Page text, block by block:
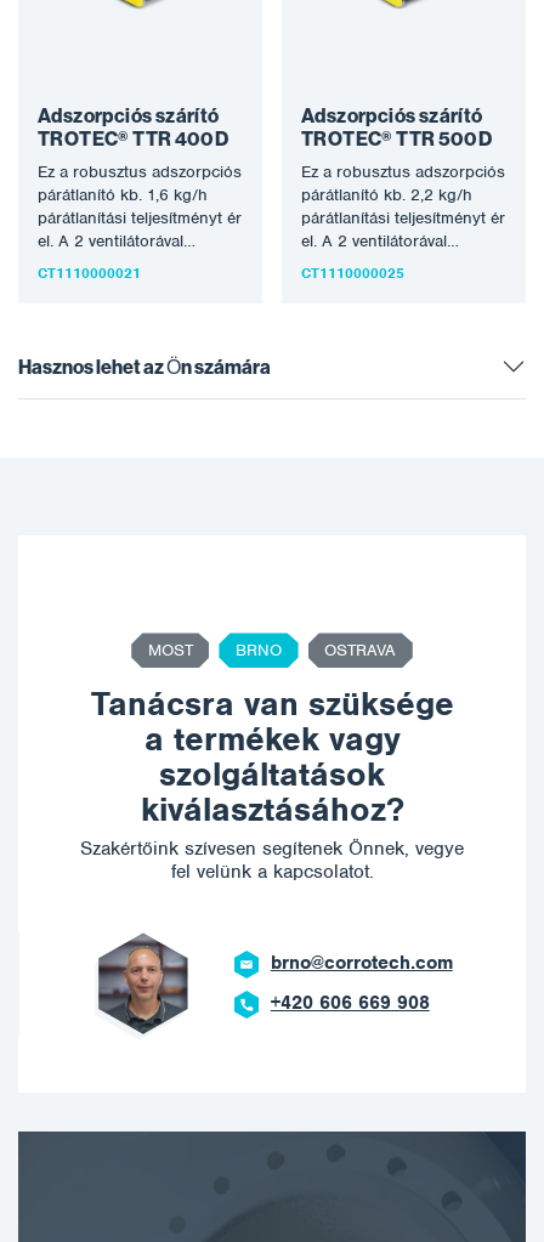
Adszorpciós szárító
TROTEC® TTR 400 D
Ez a robusztus adszorpciós
párátlanító kb. 1,6 kg/h
párátlanítási teljesítményt ér
el. A 2 ventilátorával
tökéletes készülék minden
CT1110000021
Adszorpciós szárító
TROTEC® TTR 500 D
Ez a robusztus adszorpciós
párátlanító kb. 2,2 kg/h
párátlanítási teljesítményt ér
el. A 2 ventilátorával
tökéletes készülék minden
CT1110000025
Hasznos lehet az Ön számára
MOST BRNO OSTRAVA
Tanácsra van szüksége
a termékek vagy
szolgáltatások
kiválasztásához?
Szakértőink szívesen segítenek Önnek, vegye
fel velünk a kapcsolatot.
brno@corrotech.com
+420 606 669 908